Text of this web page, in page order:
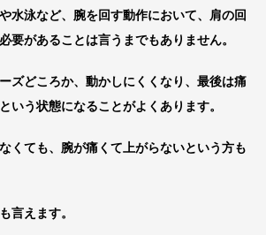
水泳など、腕を回す動作において、肩の回
要があることは言うまでもありません。
ズどころか、動かしにくくなり、最後は痛
いう状態になることがよくあります。
くても、腕が痛くて上がらないという方も
言えます。